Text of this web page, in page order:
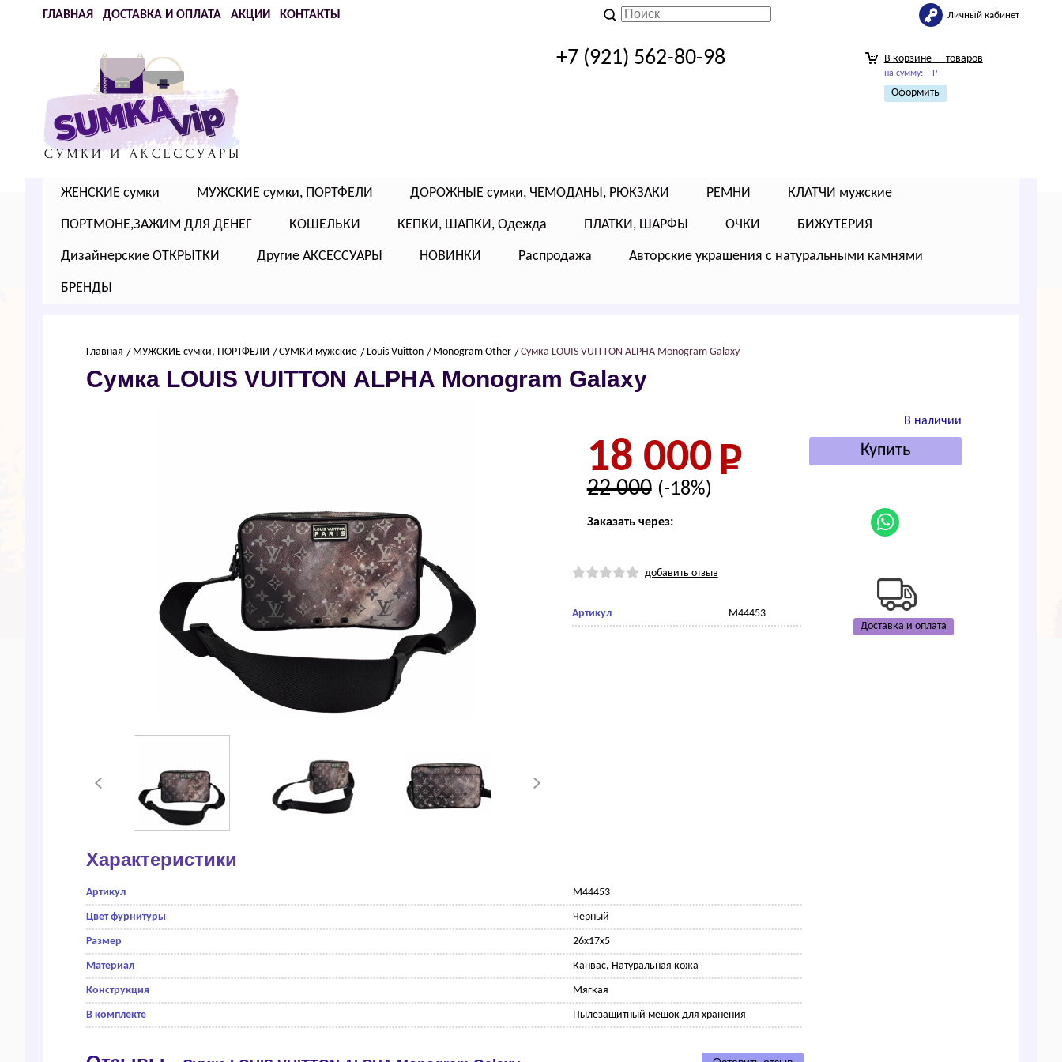
ГЛАВНАЯ ДОСТАВКА И ОПЛАТА АКЦИИ КОНТАКТЫ Личный кабинет
+7 (921) 562-80-98 В корзине товаров
на сумму: Р
Оформить
ЖЕНСКИЕ сумки МУЖСКИЕ сумки, ПОРТФЕЛИ ДОРОЖНЫЕ сумки, ЧЕМОДАНЫ, РЮКЗАКИ РЕМНИ КЛАТЧИ мужские
ПОРТМОНЕ,ЗАЖИМ ДЛЯ ДЕНЕГ КОШЕЛЬКИ КЕПКИ, ШАПКИ, Одежда ПЛАТКИ, ШАРФЫ ОЧКИ БИЖУТЕРИЯ
Дизайнерские ОТКРЫТКИ Другие АКСЕССУАРЫ НОВИНКИ Распродажа Авторские украшения с натуральными камнями
БРЕНДЫ
Главная МУЖСКИЕ сумки, ПОРТФЕЛИ СУМКИ мужские Lоuis Vuittоn Моnоgrаm Оthеr Сумка LОUIS VUIТТОN АLPHА Mоnоgrаm Gаlаxy
Сумка LОUIS VUIТТОN АLPHА Mоnоgrаm Gаlаxy
В наличии
18 000
22 000 (-18%)
Заказать через:
добавить отзыв
Артикул M44453
Характеристики
Артикул M44453
Цвет фурнитуры Черный
Размер 26x17x5
Материал Канвас, Натуральная кожа
Конструкция Мягкая
В комплекте Пылезащитный мешок для хранения
Доставка и оплата